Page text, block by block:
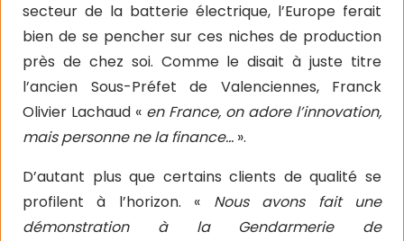
secteur de la batterie électrique, l’Europe ferait
bien de se pencher sur ces niches de production
près de chez soi. Comme le disait à juste titre
l’ancien Sous-Préfet de Valenciennes, Franck
Olivier Lachaud « en France, on adore l’innovation,
mais personne ne la finance… ».
D’autant plus que certains clients de qualité se
profilent à l’horizon. « Nous avons fait une
démonstration à la Gendarmerie de